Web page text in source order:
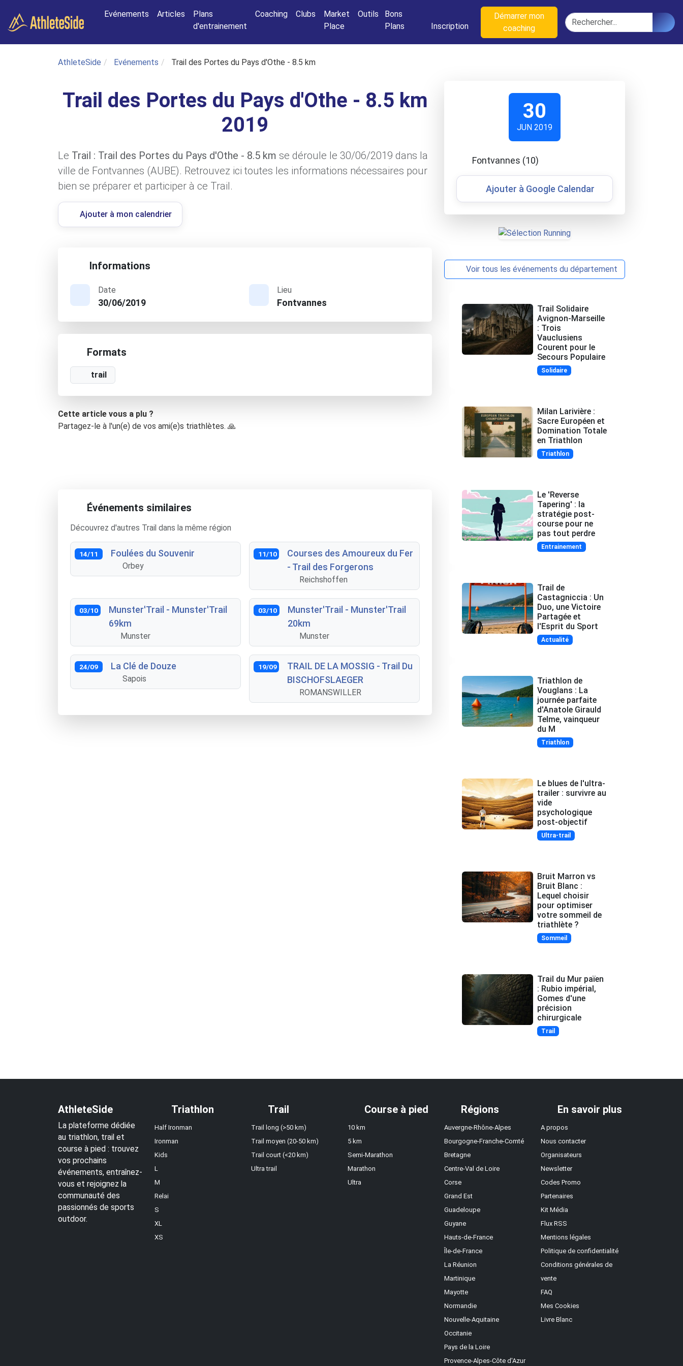
Evénements
Articles
Plans
d'entrainement
Coaching Clubs
Market
Place
Outils
Bons
Plans
Inscription
Démarrer mon
coaching
Rechercher
AthleteSide Evénements Trail des Portes du Pays d'Othe - 8.5 km
Trail des Portes du Pays d'Othe - 8.5 km
2019
Le Trail : Trail des Portes du Pays d'Othe - 8.5 km se déroule le 30/06/2019 dans la
ville de Fontvannes (AUBE). Retrouvez ici toutes les informations nécessaires pour
bien se préparer et participer à ce Trail.
Ajouter à mon calendrier
Informations
Date
30/06/2019
Lieu
Fontvannes
Formats
trail
Cette article vous a plu ?
Partagez-le à l'un(e) de vos ami(e)s triathlètes. 🙏
Événements similaires
Découvrez d'autres Trail dans la même région
14/11 Foulées du Souvenir
Orbey
11/10
Courses des Amoureux du Fer
- Trail des Forgerons
Reichshoffen
03/10
Munster'Trail - Munster'Trail
69km
Munster
03/10
Munster'Trail - Munster'Trail
20km
Munster
24/09 La Clé de Douze
Sapois
19/09
TRAIL DE LA MOSSIG - Trail Du
BISCHOFSLAEGER
ROMANSWILLER
30
JUN 2019
Fontvannes (10)
Ajouter à Google Calendar
Voir tous les événements du département
Trail Solidaire
Avignon-Marseille
: Trois
Vauclusiens
Courent pour le
Secours Populaire
Solidaire
Milan Larivière :
Sacre Européen et
Domination Totale
en Triathlon
Triathlon
Le 'Reverse
Tapering' : la
stratégie post-
course pour ne
pas tout perdre
Entrainement
Trail de
Castagniccia : Un
Duo, une Victoire
Partagée et
l'Esprit du Sport
Actualité
Triathlon de
Vouglans : La
journée parfaite
d'Anatole Girauld
Telme, vainqueur
du M
Triathlon
Le blues de l'ultra-
trailer : survivre au
vide
psychologique
post-objectif
Ultra-trail
Bruit Marron vs
Bruit Blanc :
Lequel choisir
pour optimiser
votre sommeil de
triathlète ?
Sommeil
Trail du Mur païen
: Rubio impérial,
Gomes d'une
précision
chirurgicale
Trail
AthleteSide
La plateforme dédiée
au triathlon, trail et
course à pied : trouvez
vos prochains
événements, entraînez-
vous et rejoignez la
communauté des
passionnés de sports
outdoor.
Triathlon
Half Ironman
Ironman
Kids
L
M
Relai
S
XL
XS
Trail
Trail long (>50 km)
Trail moyen (20-50 km)
Trail court (<20 km)
Ultra trail
Course à pied
10 km
5 km
Semi-Marathon
Marathon
Ultra
Régions
Auvergne-Rhône-Alpes
Bourgogne-Franche-Comté
Bretagne
Centre-Val de Loire
Corse
Grand Est
Guadeloupe
Guyane
Hauts-de-France
Île-de-France
La Réunion
Martinique
Mayotte
Normandie
Nouvelle-Aquitaine
Occitanie
Pays de la Loire
Provence-Alpes-Côte d'Azur
En savoir plus
A propos
Nous contacter
Organisateurs
Newsletter
Codes Promo
Partenaires
Kit Média
Flux RSS
Mentions légales
Politique de confidentialité
Conditions générales de
vente
FAQ
Mes Cookies
Livre Blanc